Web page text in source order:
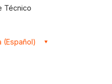
Técnico
(Español)